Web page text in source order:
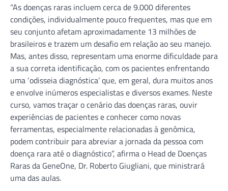
“As doenças raras incluem cerca de 9.000 diferentes
condições, individualmente pouco frequentes, mas que em
seu conjunto afetam aproximadamente 13 milhões de
brasileiros e trazem um desafio em relação ao seu manejo.
Mas, antes disso, representam uma enorme dificuldade para
a sua correta identificação, com os pacientes enfrentando
uma ‘odisseia diagnóstica’ que, em geral, dura muitos anos
e envolve inúmeros especialistas e diversos exames. Neste
curso, vamos traçar o cenário das doenças raras, ouvir
experiências de pacientes e conhecer como novas
ferramentas, especialmente relacionadas à genômica,
podem contribuir para abreviar a jornada da pessoa com
doença rara até o diagnóstico”, afirma o Head de Doenças
Raras da GeneOne, Dr. Roberto Giugliani, que ministrará
uma das aulas.